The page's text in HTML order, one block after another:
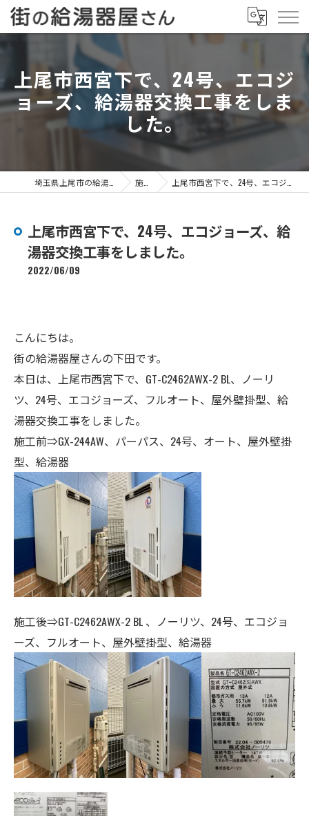
上尾市西宮下で、24号、エコジ
ョーズ、給湯器交換工事をしま
した。
施工事例 上尾市西宮下で、24号、エコジョーズ、給湯器交換工事をしました。
上尾市西宮下で、24号、エコジョーズ、給
湯器交換工事をしました。
2022/06/09
こんにちは。
街の給湯器屋さんの下田です。
本日は、上尾市西宮下で、GT-C2462AWX-2 BL、ノーリ
ツ、24号、エコジョーズ、フルオート、屋外壁掛型、給
湯器交換工事をしました。
施工前⇒GX-244AW、パーパス、 24号、オート、屋外壁掛
型、給湯器
施工後⇒GT-C2462AWX-2 BL 、ノーリツ、24号、エコジョ
ーズ、フルオート、 屋外壁掛型、給湯器